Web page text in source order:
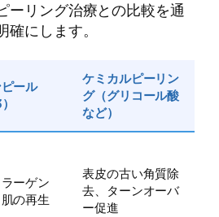
ーリング治療との比較を通
確にします。
ール
ケミカルピーリン
グ（グリコール酸
など）
ーゲン
の再生
表皮の古い角質除
去、ターンオーバ
ー促進